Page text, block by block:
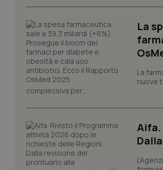
La
La
nuove
complessiva per...
Aifa.